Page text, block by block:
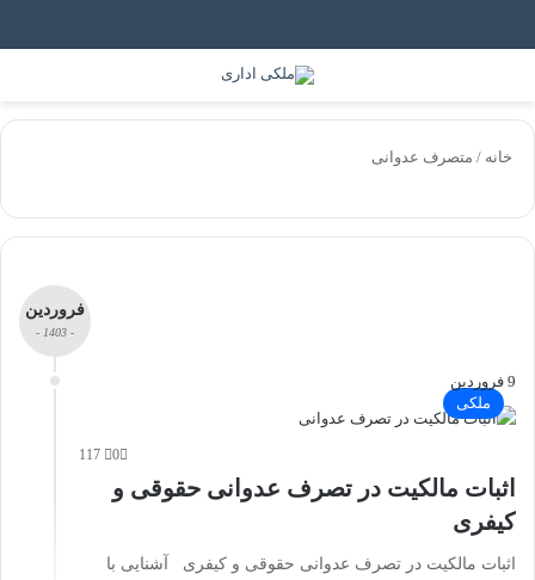
خانه / متصرف عدوانی
فروردین
- 1403 -
9 فروردین
ملکی
0
اثبات مالکیت در تصرف عدوانی حقوقی و
کیفری
اثبات مالکیت در تصرف عدوانی حقوقی و کیفری آشنایی با